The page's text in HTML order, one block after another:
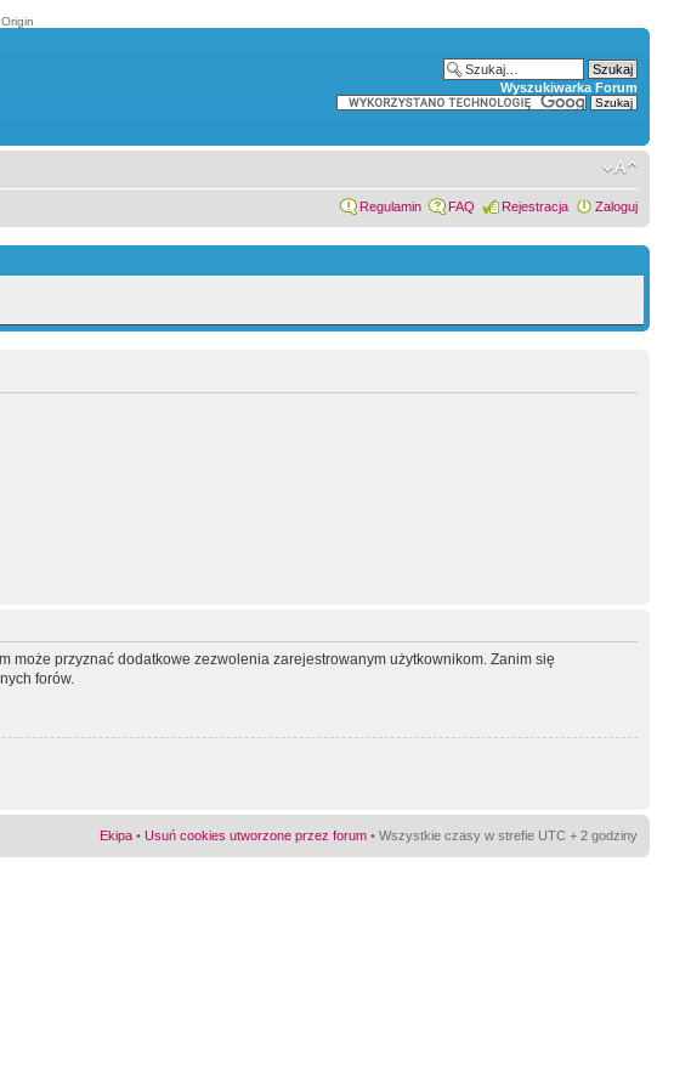
Wyszukiwarka Forum
Regulamin FAQ Rejestracja Zaloguj
może przyznać dodatkowe zezwolenia zarejestrowanym użytkownikom. Zanim się
forów.
Ekipa • Usuń cookies utworzone przez forum • Wszystkie czasy w strefie UTC + 2 godziny